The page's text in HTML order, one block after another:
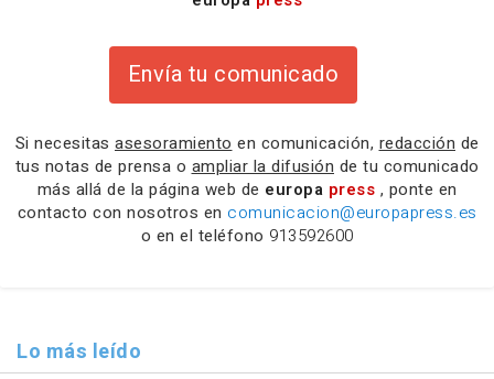
Envía tu comunicado
Si necesitas asesoramiento en comunicación, redacción de
tus notas de prensa o ampliar la difusión de tu comunicado
más allá de la página web de europa press , ponte en
contacto con nosotros en comunicacion@europapress.es
o en el teléfono 913592600
Lo más leído